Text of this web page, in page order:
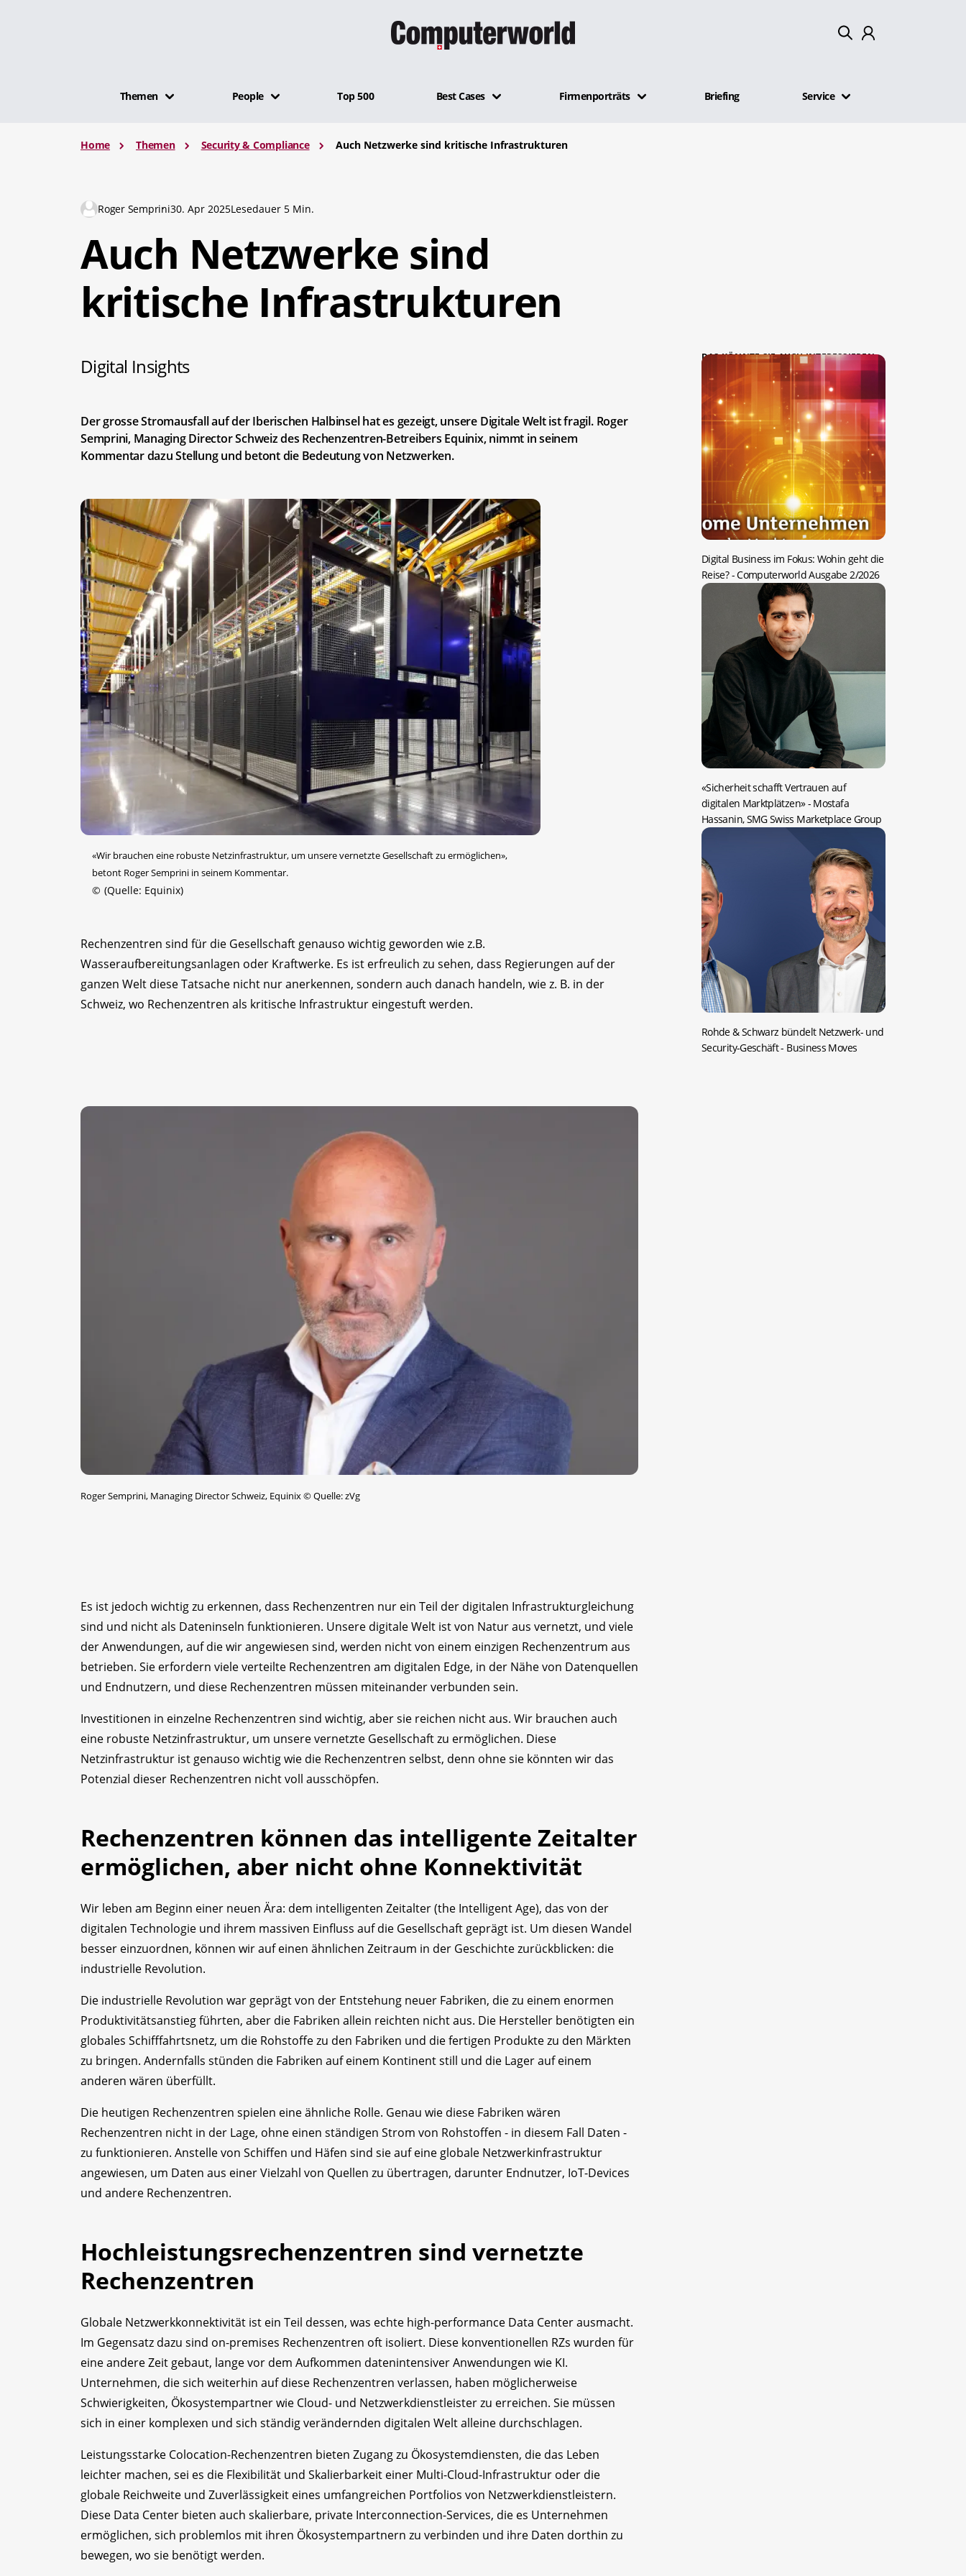
Themen People Top 500 Best Cases Firmenporträts Briefing Service
Home Themen Security & Compliance Auch Netzwerke sind kritische Infrastrukturen
Roger Semprini30. Apr 2025Lesedauer 5 Min.
Auch Netzwerke sind
kritische Infrastrukturen
Digital Insights
Der grosse Stromausfall auf der Iberischen Halbinsel hat es gezeigt, unsere Digitale Welt ist fragil. Roger
Semprini, Managing Director Schweiz des Rechenzentren-Betreibers Equinix, nimmt in seinem
Kommentar dazu Stellung und betont die Bedeutung von Netzwerken.
«Wir brauchen eine robuste Netzinfrastruktur, um unsere vernetzte Gesellschaft zu ermöglichen»,
betont Roger Semprini in seinem Kommentar.
© (Quelle: Equinix)
Rechenzentren sind für die Gesellschaft genauso wichtig geworden wie z.B.
Wasseraufbereitungsanlagen oder Kraftwerke. Es ist erfreulich zu sehen, dass Regierungen auf der
ganzen Welt diese Tatsache nicht nur anerkennen, sondern auch danach handeln, wie z. B. in der
Schweiz, wo Rechenzentren als kritische Infrastruktur eingestuft werden.
Roger Semprini, Managing Director Schweiz, Equinix©Quelle: zVg
Es ist jedoch wichtig zu erkennen, dass Rechenzentren nur ein Teil der digitalen Infrastrukturgleichung
sind und nicht als Dateninseln funktionieren. Unsere digitale Welt ist von Natur aus vernetzt, und viele
der Anwendungen, auf die wir angewiesen sind, werden nicht von einem einzigen Rechenzentrum aus
betrieben. Sie erfordern viele verteilte Rechenzentren am digitalen Edge, in der Nähe von Datenquellen
und Endnutzern, und diese Rechenzentren müssen miteinander verbunden sein.
Investitionen in einzelne Rechenzentren sind wichtig, aber sie reichen nicht aus. Wir brauchen auch
eine robuste Netzinfrastruktur, um unsere vernetzte Gesellschaft zu ermöglichen. Diese
Netzinfrastruktur ist genauso wichtig wie die Rechenzentren selbst, denn ohne sie könnten wir das
Potenzial dieser Rechenzentren nicht voll ausschöpfen.
Rechenzentren können das intelligente Zeitalter
ermöglichen, aber nicht ohne Konnektivität
Wir leben am Beginn einer neuen Ära: dem intelligenten Zeitalter (the Intelligent Age), das von der
digitalen Technologie und ihrem massiven Einfluss auf die Gesellschaft geprägt ist. Um diesen Wandel
besser einzuordnen, können wir auf einen ähnlichen Zeitraum in der Geschichte zurückblicken: die
industrielle Revolution.
Die industrielle Revolution war geprägt von der Entstehung neuer Fabriken, die zu einem enormen
Produktivitätsanstieg führten, aber die Fabriken allein reichten nicht aus. Die Hersteller benötigten ein
globales Schifffahrtsnetz, um die Rohstoffe zu den Fabriken und die fertigen Produkte zu den Märkten
zu bringen. Andernfalls stünden die Fabriken auf einem Kontinent still und die Lager auf einem
anderen wären überfüllt.
Die heutigen Rechenzentren spielen eine ähnliche Rolle. Genau wie diese Fabriken wären
Rechenzentren nicht in der Lage, ohne einen ständigen Strom von Rohstoffen - in diesem Fall Daten -
zu funktionieren. Anstelle von Schiffen und Häfen sind sie auf eine globale Netzwerkinfrastruktur
angewiesen, um Daten aus einer Vielzahl von Quellen zu übertragen, darunter Endnutzer, IoT-Devices
und andere Rechenzentren.
Hochleistungsrechenzentren sind vernetzte
Rechenzentren
Globale Netzwerkkonnektivität ist ein Teil dessen, was echte high-performance Data Center ausmacht.
Im Gegensatz dazu sind on-premises Rechenzentren oft isoliert. Diese konventionellen RZs wurden für
eine andere Zeit gebaut, lange vor dem Aufkommen datenintensiver Anwendungen wie KI.
Unternehmen, die sich weiterhin auf diese Rechenzentren verlassen, haben möglicherweise
Schwierigkeiten, Ökosystempartner wie Cloud- und Netzwerkdienstleister zu erreichen. Sie müssen
sich in einer komplexen und sich ständig verändernden digitalen Welt alleine durchschlagen.
Leistungsstarke Colocation-Rechenzentren bieten Zugang zu Ökosystemdiensten, die das Leben
leichter machen, sei es die Flexibilität und Skalierbarkeit einer Multi-Cloud-Infrastruktur oder die
globale Reichweite und Zuverlässigkeit eines umfangreichen Portfolios von Netzwerkdienstleistern.
Diese Data Center bieten auch skalierbare, private Interconnection-Services, die es Unternehmen
ermöglichen, sich problemlos mit ihren Ökosystempartnern zu verbinden und ihre Daten dorthin zu
bewegen, wo sie benötigt werden.
DAS KÖNNTE SIE AUCH INTERESSIEREN:
Digital Business im Fokus: Wohin geht die
Reise?- Computerworld Ausgabe 2/2026
«Sicherheit schafft Vertrauen auf
digitalen Marktplätzen»- Mostafa
Hassanin, SMG Swiss Marketplace Group
Rohde & Schwarz bündelt Netzwerk- und
Security-Geschäft- Business Moves